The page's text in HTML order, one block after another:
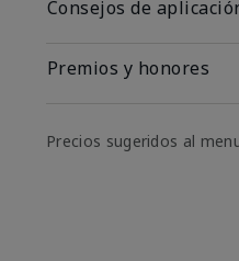
Consejos de
Premios y honores
Precios sugeridos al